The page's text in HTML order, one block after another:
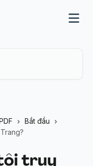
Bắt đầu
truy